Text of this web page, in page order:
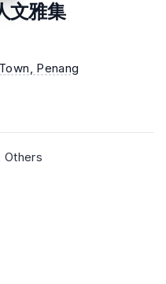
文雅集
, Penang
Others